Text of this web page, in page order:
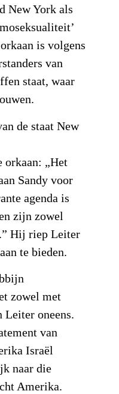
New York als
is volgens
van
staat, waar
de staat New
orkaan: „Het
Sandy voor
agenda is
zijn zowel
Hij riep Leiter
te bieden.
zowel met
Leiter oneens.
van
Israël
naar die
Amerika.